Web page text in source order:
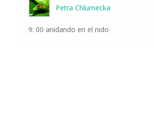
Petra Chlumecka
9: 00 anidando en el nido